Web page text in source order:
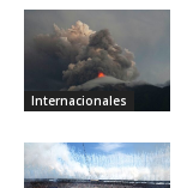
Internacionales